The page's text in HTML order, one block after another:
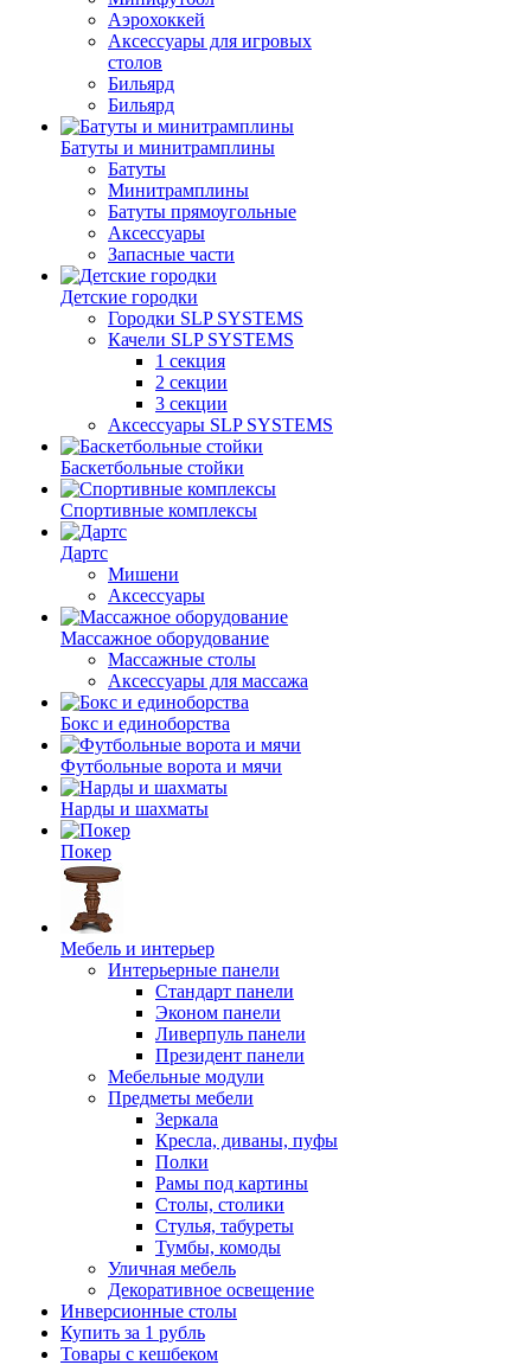
Аэрохоккей
Аксессуары для игровых
столов
Бильяpд
Бильяpд
Батуты и минитрамплины
Батуты
Минитрамплины
Батуты прямоугольные
Аксессуары
Запасные части
Детские городки
Городки SLP SYSTEMS
Качели SLP SYSTEMS
1 секция
2 секции
3 секции
Аксессуары SLP SYSTEMS
Баскетбольные стойки
Спортивные комплексы
Дартс
Мишени
Аксессуары
Массажное оборудование
Массажные столы
Аксессуары для массажа
Бокс и единоборства
Футбольные ворота и мячи
Нарды и шахматы
Покер
Мебель и интерьер
Интерьерные панели
Стандарт панели
Эконом панели
Ливерпуль панели
Президент панели
Мебельные модули
Предметы мебели
Зеркала
Кресла, диваны, пуфы
Полки
Рамы под картины
Столы, столики
Стулья, табуреты
Тумбы, комоды
Уличная мебель
Декоративное освещение
Инверсионные столы
Купить за 1 рубль
Товары с кешбеком